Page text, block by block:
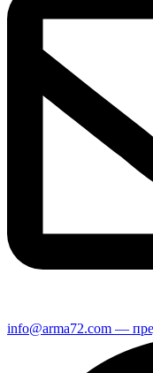
info@arma72.com —